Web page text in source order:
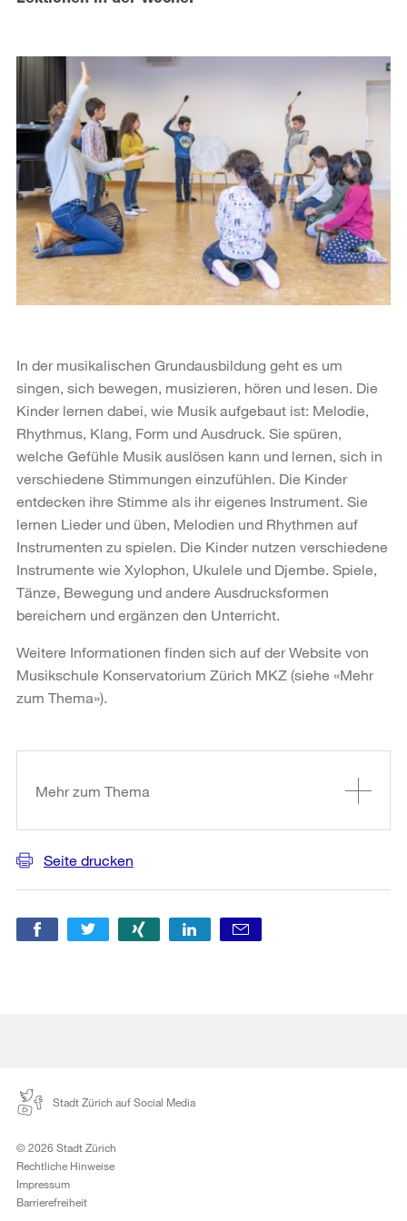
In der musikalischen Grundausbildung geht es um
singen, sich bewegen, musizieren, hören und lesen. Die
Kinder lernen dabei, wie Musik aufgebaut ist: Melodie,
Rhythmus, Klang, Form und Ausdruck. Sie spüren,
welche Gefühle Musik auslösen kann und lernen, sich in
verschiedene Stimmungen einzufühlen. Die Kinder
entdecken ihre Stimme als ihr eigenes Instrument. Sie
lernen Lieder und üben, Melodien und Rhythmen auf
Instrumenten zu spielen. Die Kinder nutzen verschiedene
Instrumente wie Xylophon, Ukulele und Djembe. Spiele,
Tänze, Bewegung und andere Ausdrucksformen
bereichern und ergänzen den Unterricht.
Weitere Informationen finden sich auf der Website von
Musikschule Konservatorium Zürich MKZ (siehe «Mehr
zum Thema»).
Mehr zum Thema
Seite drucken
Stadt Zürich auf Social Media
© 2026 Stadt Zürich
Rechtliche Hinweise
Impressum
Barrierefreiheit